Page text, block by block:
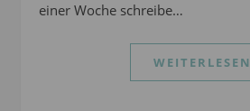
einer Woche schreibe…
WEITERLESEN